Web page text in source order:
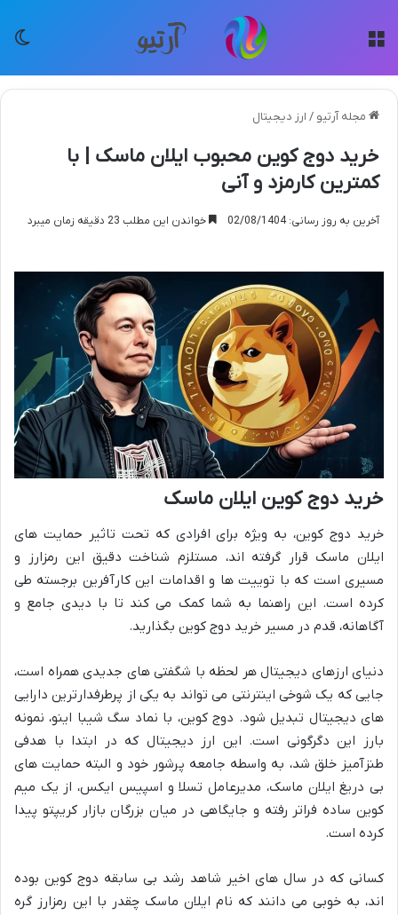
مجله آرتیو / ارز دیجیتال
خرید دوج کوین محبوب ایلان ماسک | با
کمترین کارمزد و آنی
آخرین به روز رسانی: 02/08/1404 خواندن این مطلب 23 دقیقه زمان میبرد
خرید دوج کوین ایلان ماسک
خرید دوج کوین، به ویژه برای افرادی که تحت تاثیر حمایت های
ایلان ماسک قرار گرفته اند، مستلزم شناخت دقیق این رمزارز و
مسیری است که با توییت ها و اقدامات این کارآفرین برجسته طی
کرده است. این راهنما به شما کمک می کند تا با دیدی جامع و
آگاهانه، قدم در مسیر خرید دوج کوین بگذارید.
دنیای ارزهای دیجیتال هر لحظه با شگفتی های جدیدی همراه است،
جایی که یک شوخی اینترنتی می تواند به یکی از پرطرفدارترین دارایی
های دیجیتال تبدیل شود. دوج کوین، با نماد سگ شیبا اینو، نمونه
بارز این دگرگونی است. این ارز دیجیتال که در ابتدا با هدفی
طنزآمیز خلق شد، به واسطه جامعه پرشور خود و البته حمایت های
بی دریغ ایلان ماسک، مدیرعامل تسلا و اسپیس ایکس، از یک میم
کوین ساده فراتر رفته و جایگاهی در میان بزرگان بازار کریپتو پیدا
کرده است.
کسانی که در سال های اخیر شاهد رشد بی سابقه دوج کوین بوده
اند، به خوبی می دانند که نام ایلان ماسک چقدر با این رمزارز گره